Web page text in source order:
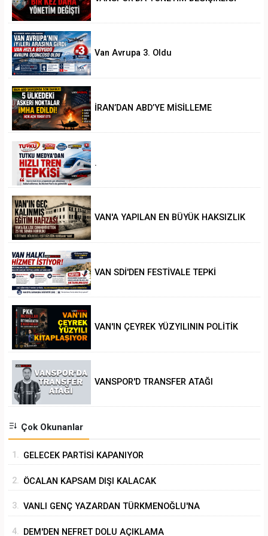
Van Avrupa 3. Oldu
İRAN’DAN ABD’YE MİSİLLEME
.
VAN'A YAPILAN EN BÜYÜK HAKSIZLIK
VAN SDİ'DEN FESTİVALE TEPKİ
VAN'IN ÇEYREK YÜZYILININ POLİTİK
VANSPOR'D TRANSFER ATAĞI
Çok Okunanlar
1. GELECEK PARTİSİ KAPANIYOR
2. ÖCALAN KAPSAM DIŞI KALACAK
3. VANLI GENÇ YAZARDAN TÜRKMENOĞLU'NA
4. DEM'DEN NEFRET DOLU AÇIKLAMA